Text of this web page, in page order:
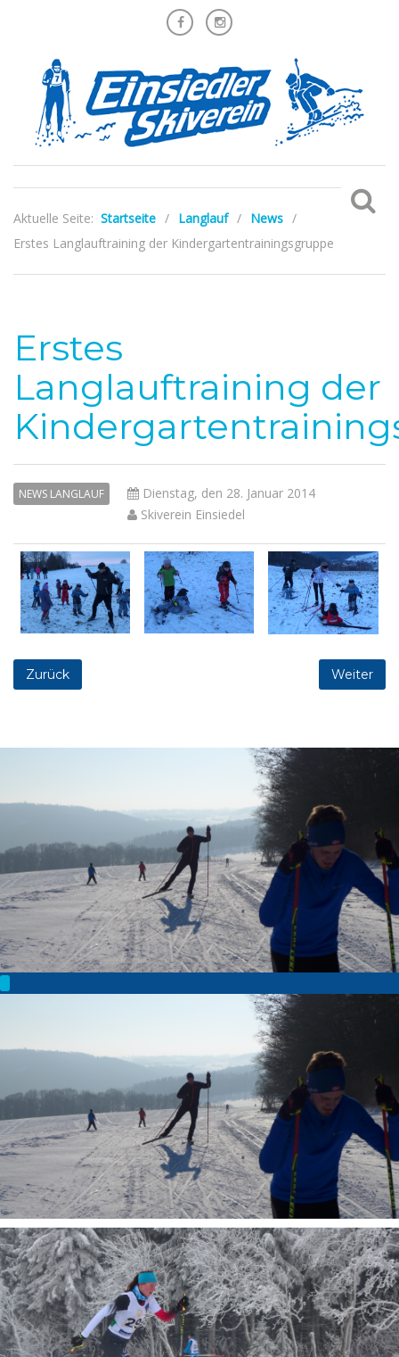
Aktuelle Seite: Startseite / Langlauf / News /
Erstes Langlauftraining der Kindergartentrainingsgruppe
Erstes
Langlauftraining der
NEWS LANGLAUF
Dienstag, den 28. Januar 2014
Skiverein Einsiedel
Zurück Weiter